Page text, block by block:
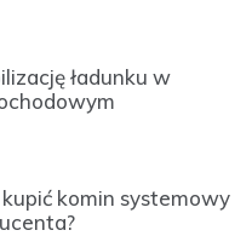
ładunku w
komin systemowy